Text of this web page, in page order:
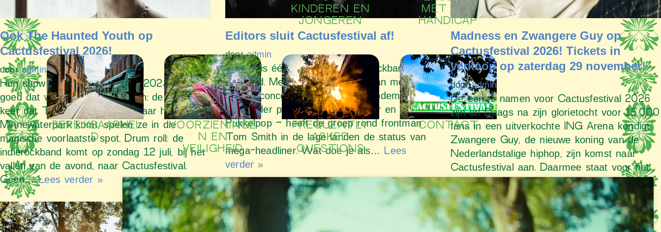
Ook The Haunted Youth op
Cactusfestival 2026!
dooradmin
Hun show op Cactusfestival in 2023 was zo
goed dat we onszelf voornamen: de volgende
keer dat The Haunted Youth naar het
Minnewaterpark komt, spelen ze in die
magische voorlaatste spot. Drum roll: de
indierockband komt op zondag 12 juli, bij het
vallen van de avond, naar Cactusfestival.
Geen…Lees verder »
Editors sluit Cactusfestival af!
dooradmin
Editors is één van dé grootste rockbands van
deze tijd. Met een track record van meer dan
veertig concerten op Belgische bodem –
waaronder passages op Werchter en
Pukkelpop – heeft de groep rond frontman
Tom Smith in de lage landen de status van
mega-headliner. Wat doe je als… Lees
verder »
KINDEREN EN
JONGEREN
MET EEN
HANDICAP
BEREIKBAARHEI
D
VOORZIENINGE
N EN
VEILIGHEID
FREQUENTLY
ASKED
QUESTIONS
CONTACT
Madness en Zwangere Guy op
Cactusfestival 2026! Tickets in
verkoop op zaterdag 29 november!
dooradmin
De eerste namen voor Cactusfestival 2026
zijn er! Daags na zijn glorietocht voor 15.000
fans in een uitverkochte ING Arena kondigt
Zwangere Guy, de nieuwe koning van de
Nederlandstalige hiphop, zijn komst naar
Cactusfestival aan. Daarmee staat voor het
eerst een rapper in de hoogste regionen
van…Lees verder »
2. MOSH!